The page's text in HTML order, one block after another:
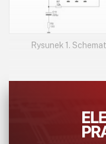
Rysunek 1.